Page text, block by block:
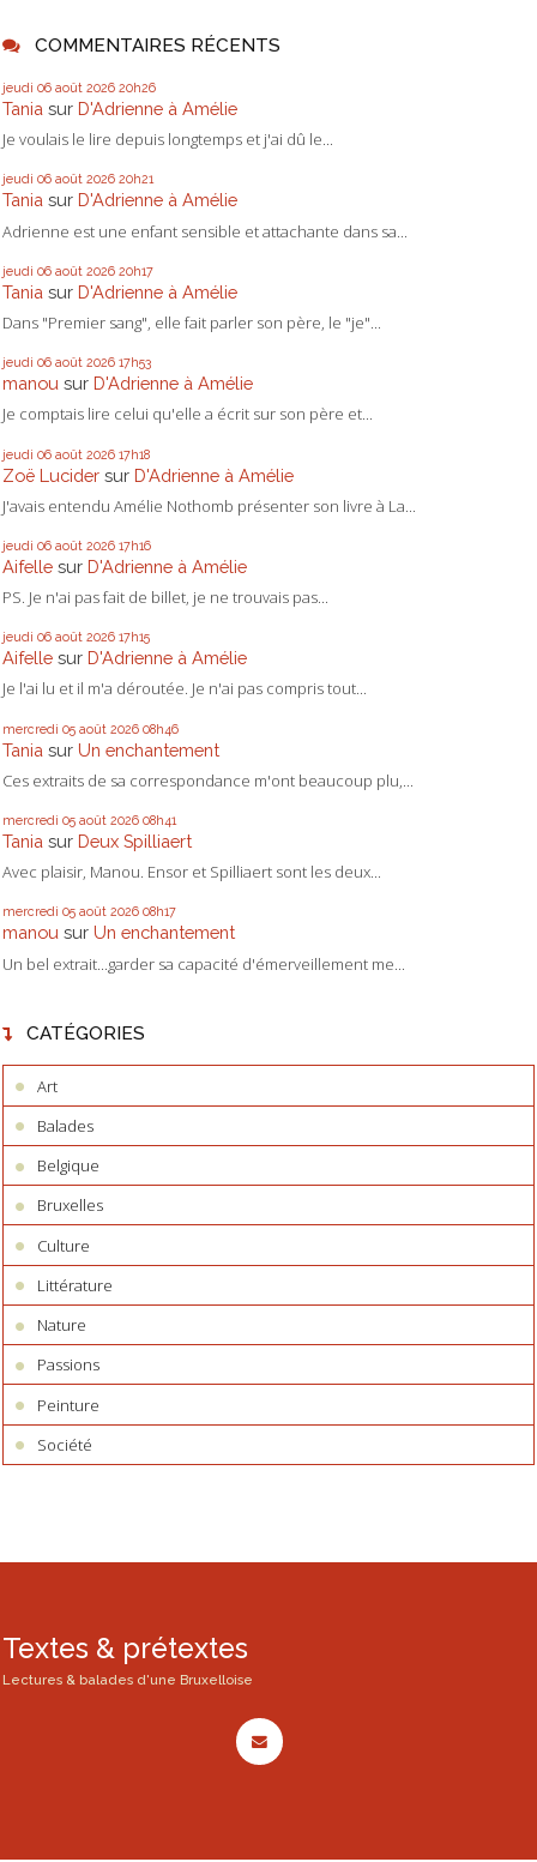
COMMENTAIRES RÉCENTS
jeudi 06 août 2026 20h26
Tania sur D'Adrienne à Amélie
Je voulais le lire depuis longtemps et j'ai dû le...
jeudi 06 août 2026 20h21
Tania sur D'Adrienne à Amélie
Adrienne est une enfant sensible et attachante dans sa...
jeudi 06 août 2026 20h17
Tania sur D'Adrienne à Amélie
Dans "Premier sang", elle fait parler son père, le "je"...
jeudi 06 août 2026 17h53
manou sur D'Adrienne à Amélie
Je comptais lire celui qu'elle a écrit sur son père et...
jeudi 06 août 2026 17h18
Zoë Lucider sur D'Adrienne à Amélie
J'avais entendu Amélie Nothomb présenter son livre à La...
jeudi 06 août 2026 17h16
Aifelle sur D'Adrienne à Amélie
PS. Je n'ai pas fait de billet, je ne trouvais pas...
jeudi 06 août 2026 17h15
Aifelle sur D'Adrienne à Amélie
Je l'ai lu et il m'a déroutée. Je n'ai pas compris tout...
mercredi 05 août 2026 08h46
Tania sur Un enchantement
Ces extraits de sa correspondance m'ont beaucoup plu,...
mercredi 05 août 2026 08h41
Tania sur Deux Spilliaert
Avec plaisir, Manou. Ensor et Spilliaert sont les deux...
mercredi 05 août 2026 08h17
manou sur Un enchantement
Un bel extrait...garder sa capacité d'émerveillement me...
CATÉGORIES
Art
Balades
Belgique
Bruxelles
Culture
Littérature
Nature
Passions
Peinture
Société
Textes & prétextes
Lectures & balades d'une Bruxelloise